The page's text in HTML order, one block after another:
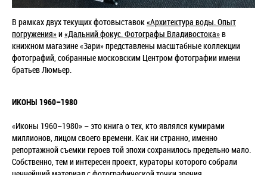
В рамках двух текущих фотовыставок«Архитектура воды. Опыт
погружения»и «Дальний фокус. Фотографы Владивостока»в
книжном магазине «Зари» представлены масштабные коллекции
фотографий, собранные московским Центром фотографии имени
братьев Люмьер.
ИКОНЫ 1960–1980
«Иконы 1960–1980» – это книга о тех, кто являлся кумирами
миллионов, лицом своего времени. Как ни странно, именно
репортажной съемки героев той эпохи сохранилось предельно мало.
Собственно, тем и интересен проект, кураторы которого собрали